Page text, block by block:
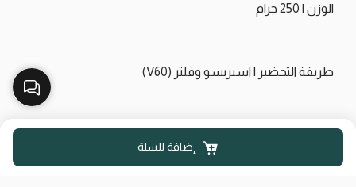
إضافة للسلة
الوزن | 250 جرام
طريقة التحضير | اسبريسو وفلتر (V60)